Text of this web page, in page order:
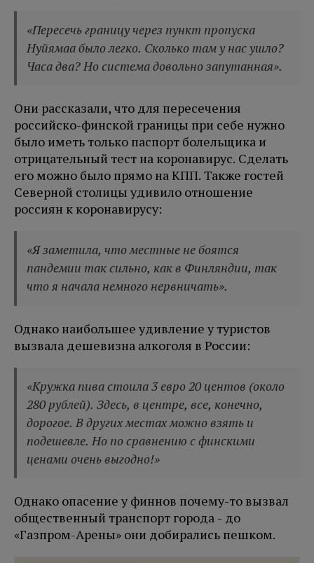
«Пересечь границу через пункт пропуска
Нуйямаа было легко. Сколько там у нас ушло?
Часа два? Но система довольно запутанная».
Они рассказали, что для пересечения
российско-финской границы при себе нужно
было иметь только паспорт болельщика и
отрицательный тест на коронавирус. Сделать
его можно было прямо на КПП. Также гостей
Северной столицы удивило отношение
россиян к коронавирусу:
«Я заметила, что местные не боятся
пандемии так сильно, как в Финляндии, так
что я начала немного нервничать».
Однако наибольшее удивление у туристов
вызвала дешевизна алкоголя в России:
«Кружка пива стоила 3 евро 20 центов (около
280 рублей). Здесь, в центре, все, конечно,
дорогое. В других местах можно взять и
подешевле. Но по сравнению с финскими
ценами очень выгодно!»
Однако опасение у финнов почему-то вызвал
общественный транспорт города - до
«Газпром-Арены» они добирались пешком.